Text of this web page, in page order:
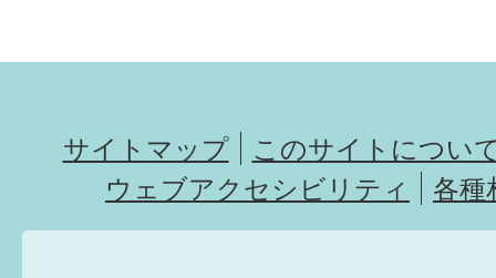
サイトマップ
このサイトについ
ウェブアクセシビリティ
各種